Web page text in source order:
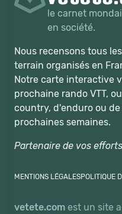
le carnet
en société.
Nous recensons tous
terrain organisés en
Notre carte interactive
prochaine rando VTT,
country, d'enduro ou
prochaines semaines.
Partenaire de vos
MENTIONS LÉGALESPOLITIQUE
vetete.com est un site